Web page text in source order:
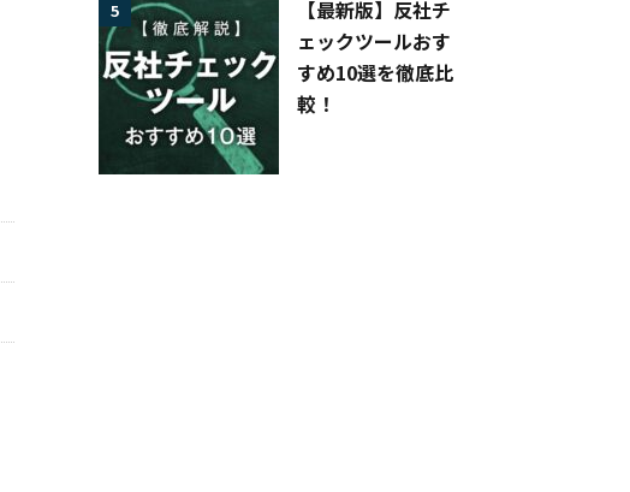
5
【最新版】反社チ
ェックツールおす
すめ10選を徹底比
較！